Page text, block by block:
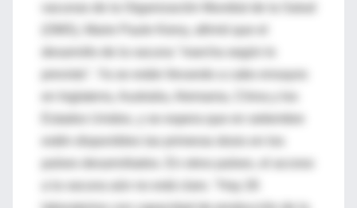
vacunas de la Organización Mundial de la Salud
desarrollo de la vacuna "marcha según lo
previsto". Ya se están llevando a cabo ensayos
en Inglaterra, Australia, Alemania, China y los